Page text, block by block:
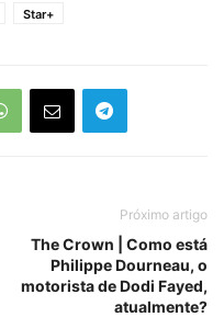
Star+
Próximo artigo
The Crown | Como está
Philippe Dourneau, o
motorista de Dodi Fayed,
atualmente?